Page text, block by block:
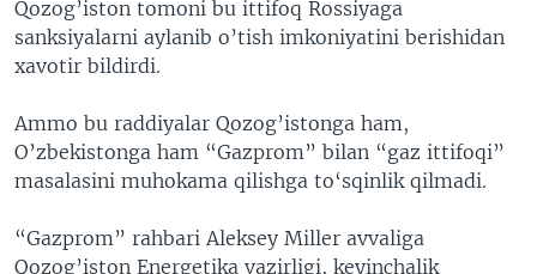
Qozog’iston tomoni bu ittifoq Rossiyaga
sanksiyalarni aylanib o’tish imkoniyatini berishidan
xavotir bildirdi.
Ammo bu raddiyalar Qozog’istonga ham,
O’zbekistonga ham “Gazprom” bilan “gaz ittifoqi”
masalasini muhokama qilishga to‘sqinlik qilmadi.
“Gazprom” rahbari Aleksey Miller avvaliga
Qozog’iston Energetika vazirligi, keyinchalik